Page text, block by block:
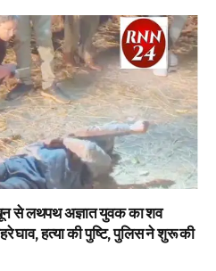
से लथपथ अज्ञात युवक का शव
घाव, हत्या की पुष्टि, पुलिस ने शुरू की